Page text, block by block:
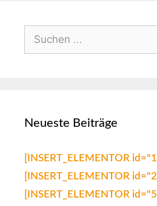
Neueste Beiträge
[INSERT_ELEMENTOR
[INSERT_ELEMENTOR
[INSERT_ELEMENTOR